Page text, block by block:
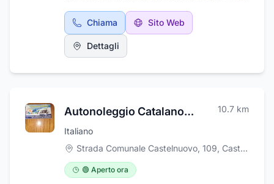
Chiama Sito Web
Dettagli
Autonoleggio Catalano Fernando 10.7 km
Italiano
Strada Comunale Castelnuovo, 109, Castelnuovo-Sechiaro
🟢 Aperto ora